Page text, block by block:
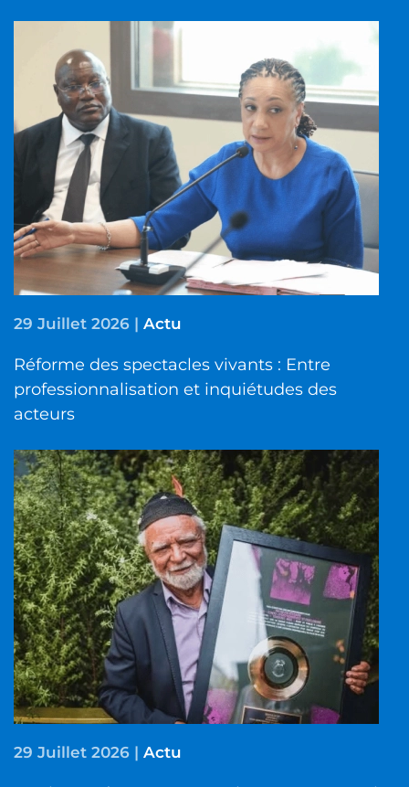
29 Juillet 2026 | Actu
Réforme des spectacles vivants : Entre
professionnalisation et inquiétudes des
acteurs
29 Juillet 2026 | Actu